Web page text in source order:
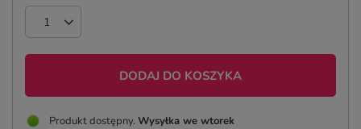
DODAJ DO KOSZYKA
Produkt dostępny Wysyłka we wtorek